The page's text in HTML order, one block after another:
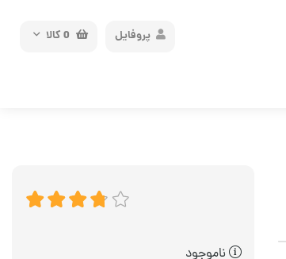
0کالا پروفایل
ناموجود